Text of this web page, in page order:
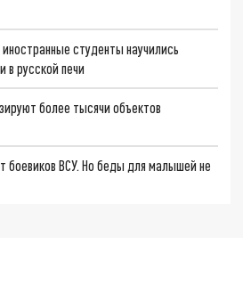
студенты научились
в русской печи
более тысячи объектов
боевиков ВСУ. Но беды для малышей не